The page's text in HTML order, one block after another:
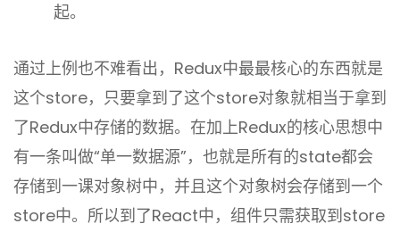
起。
通过上例也不难看出，Redux中最最核心的东西就是
这个store，只要拿到了这个store对象就相当于拿到
了Redux中存储的数据。在加上Redux的核心思想中
有一条叫做“单一数据源”，也就是所有的state都会
存储到一课对象树中，并且这个对象树会存储到一个
store中。所以到了React中，组件只需获取到store